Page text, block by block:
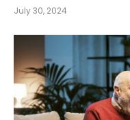
July 30, 2024